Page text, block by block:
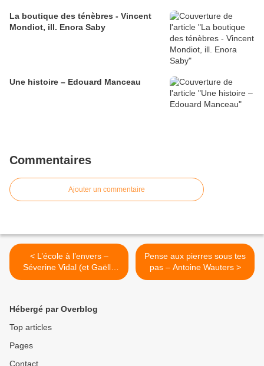
La boutique des ténèbres - Vincent
Mondiot, ill. Enora Saby
Une histoire – Edouard Manceau
Commentaires
Ajouter un commentaire
< L’école à l’envers –
Séverine Vidal (et Gaëlle
Duhazé, ill.)
Pense aux pierres sous tes
pas – Antoine Wauters >
Hébergé par Overblog
Top articles
Pages
Contact